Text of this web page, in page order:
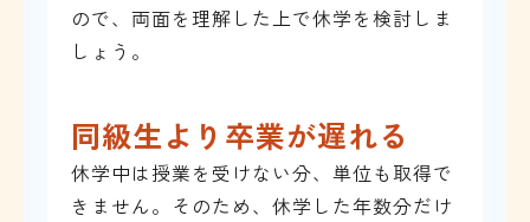
ので、両面を理解した上で休学を検討しま
しょう。
同級生より卒業が遅れる
休学中は授業を受けない分、単位も取得で
きません。そのため、休学した年数分だけ